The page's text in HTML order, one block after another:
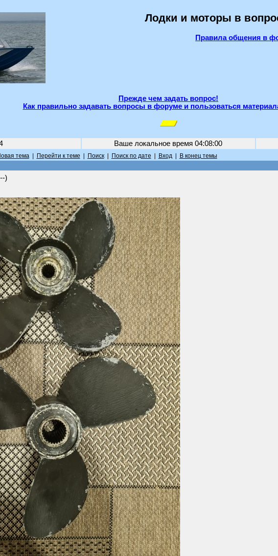
Лодки и моторы в
Правила общения в
Прежде чем задать вопрос!
Как правильно задавать вопросы в форуме и пользоваться
Ваше локальное время 04:08:00
тема| Перейти к теме Поиск| Поиск по дате Вход| В конец темы
)